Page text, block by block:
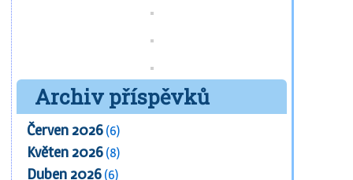
Archiv příspěvků
Červen 2026 (6)
Květen 2026 (8)
Duben 2026 (6)